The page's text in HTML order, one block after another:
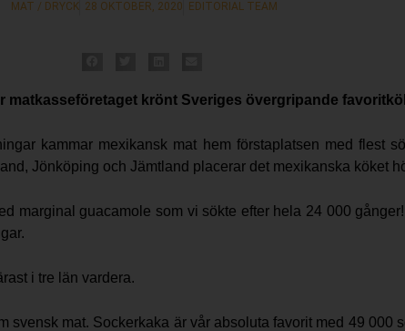
MAT / DRYCK 28 OKTOBER, 2020 EDITORIAL TEAM
matkasseföretaget krönt Sveriges övergripande
kammar mexikansk mat hem förstaplatsen med flest
Jönköping och Jämtland placerar det mexikanska köket
marginal guacamole som vi sökte efter hela 24 000
i tre län vardera.
svensk mat. Sockerkaka är vår absoluta favorit med 49 000